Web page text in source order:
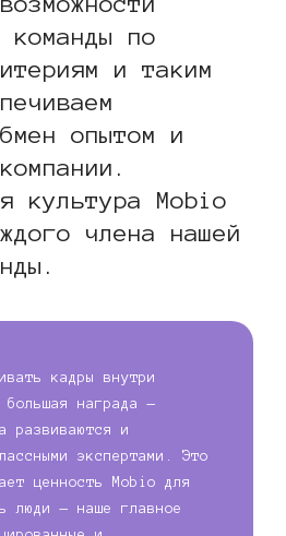
команды по
и таким
опытом и
культура Mobio
члена нашей
кадры внутри
награда —
развиваются и
экспертами. Это
ценность Mobio для
люди — наше главное